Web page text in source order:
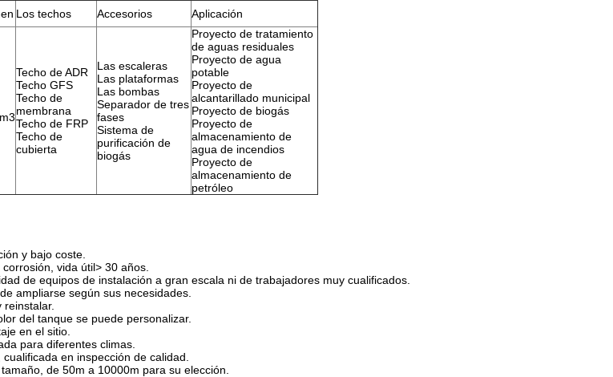
Los techos Accesorios Aplicación
Techo de ADR
Techo GFS
Techo de
membrana
Techo de FRP
Techo de
cubierta
Las escaleras
Las plataformas
Las bombas
Separador de tres
fases
Sistema de
purificación de
biogás
Proyecto de tratamiento
de aguas residuales
Proyecto de agua
potable
Proyecto de
alcantarillado municipal
Proyecto de biogás
Proyecto de
almacenamiento de
agua de incendios
Proyecto de
almacenamiento de
petróleo
y bajo coste.
vida útil> 30 años.
de equipos de instalación a gran escala ni de trabajadores muy cualificados.
ampliarse según sus necesidades.
del tanque se puede personalizar.
en el sitio.
para diferentes climas.
en inspección de calidad.
de 50m a 10000m para su elección.